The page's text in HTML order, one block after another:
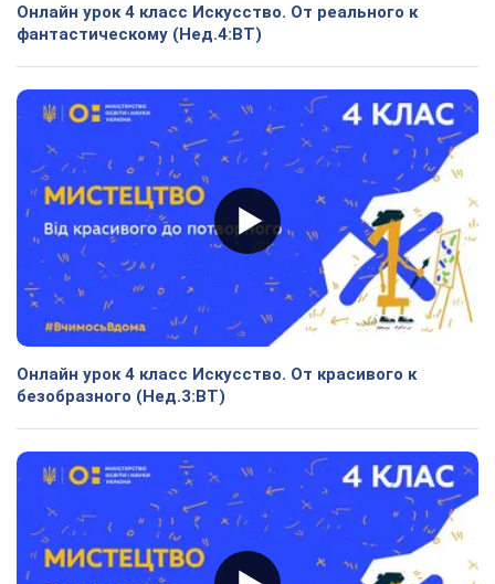
Онлайн урок 4 класс Искусство. От реального к
фантастическому (Нед.4:ВТ)
Онлайн урок 4 класс Искусство. От красивого к
безобразного (Нед.3:ВТ)